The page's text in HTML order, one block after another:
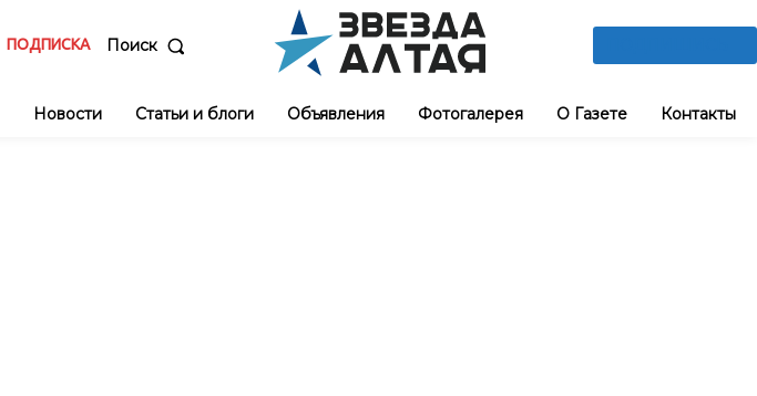
ПОДПИСКА Поиск
Новости Статьи и блоги Объявления Фотогалерея О Газете Контакты